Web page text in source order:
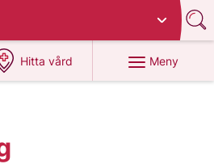
Hitta vård
på 1177.se
Meny